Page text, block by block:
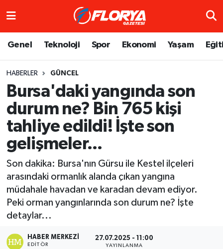
Genel Teknoloji Spor Ekonomi Yaşam
HABERLER GÜNCEL
Bursa'daki yangında son
durum ne? Bin 765 kişi
tahliye edildi! İşte son
gelişmeler...
Son dakika: Bursa'nın Gürsu ile Kestel ilçeleri
arasındaki ormanlık alanda çıkan yangına
müdahale havadan ve karadan devam ediyor.
Peki orman yangınlarında son durum ne? İşte
detaylar...
HABER MERKEZI
EDITÖR
27.07.2025 - 11:00
YAYINLANMA
Trafik Durumu
Süper Lig Puan Durumu ve Fikstür
Tüm Manşetler
Son Dakika Haberleri
Haber Arşivi